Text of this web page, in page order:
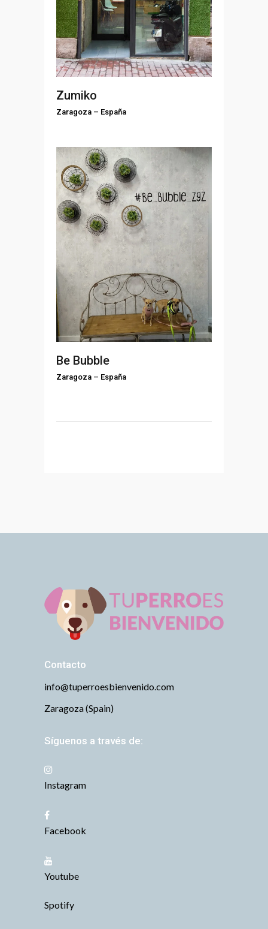
Zumiko
Zaragoza – España
Be Bubble
Zaragoza – España
Contacto
info@tuperroesbienvenido.com
Zaragoza (Spain)
Síguenos a través de:
Instagram
Facebook
Youtube
Spotify